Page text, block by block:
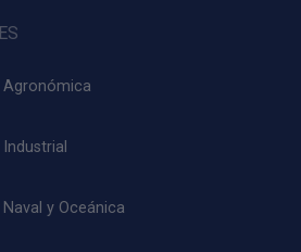
Agronómica
y Oceánica